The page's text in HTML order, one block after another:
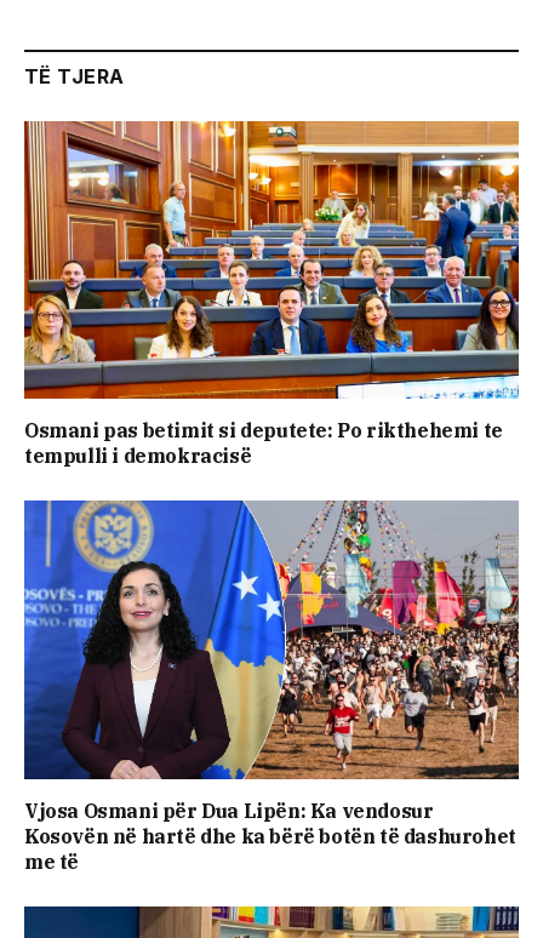
TË TJERA
Osmani pas betimit si deputete: Po rikthehemi te
tempulli i demokracisë
Vjosa Osmani për Dua Lipën: Ka vendosur
Kosovën në hartë dhe ka bërë botën të dashurohet
me të